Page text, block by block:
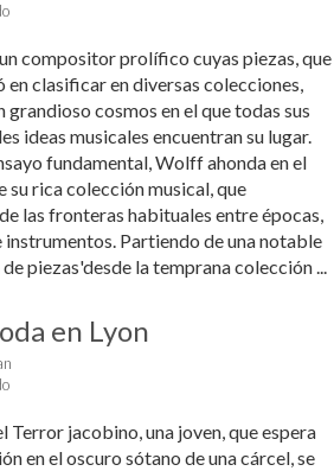
compositor prolífico cuyas piezas, que
en clasificar en diversas colecciones,
grandioso cosmos en el que todas sus
ideas musicales encuentran su lugar.
fundamental, Wolff ahonda en el
su rica colección musical, que
las fronteras habituales entre épocas,
instrumentos. Partiendo de una notable
piezas'desde la temprana colección ...
en Lyon
Terror jacobino, una joven, que espera
en el oscuro sótano de una cárcel, se